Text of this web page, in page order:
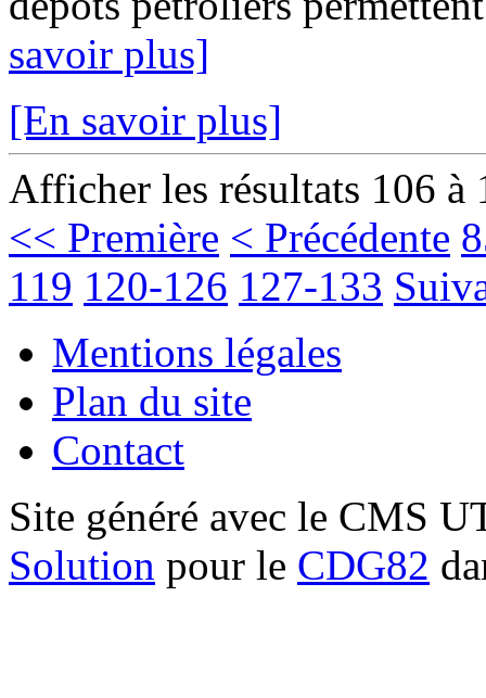
savoir plus]
[En savoir plus]
Afficher les résultats 106 à
<< Première < Précédente
119 120-126 127-133
Mentions légales
Plan du site
Contact
Site généré avec le CMS
Solution pour le CDG82